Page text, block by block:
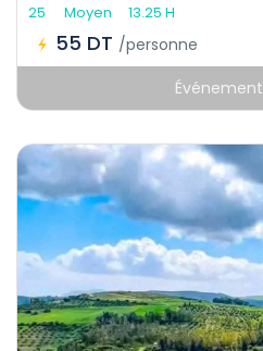
25 Moyen 13.25 H
55 DT /personne